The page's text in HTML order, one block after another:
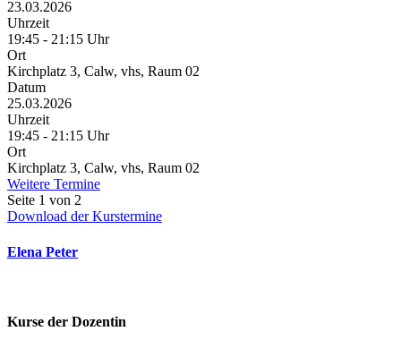
23.03.2026
Uhrzeit
19:45 - 21:15 Uhr
Ort
Kirchplatz 3, Calw, vhs, Raum 02
Datum
25.03.2026
Uhrzeit
19:45 - 21:15 Uhr
Ort
Kirchplatz 3, Calw, vhs, Raum 02
Weitere Termine
Seite 1 von 2
Download der Kurstermine
Elena Peter
Kurse der Dozentin